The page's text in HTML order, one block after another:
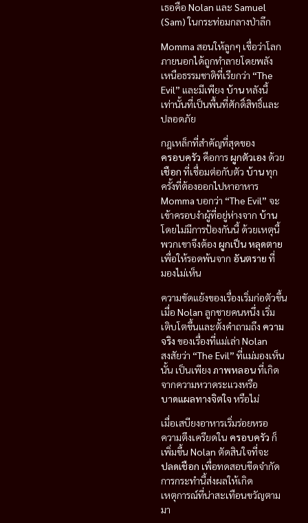
เธอคือ Nolan และ Samuel
(Sam)ในกระท่อมกลางป่าลึก
Momma สอนให้ลูกๆ เชื่อว่าโลก
ภายนอกได้ถูกทำลายโดยพลัง
เหนือธรรมชาติที่เรียกว่า “The
Evil” และมีเพียง บ้านหลังนี้
เท่านั้นที่เป็นพื้นที่ศักดิ์สิทธิ์และ
ปลอดภัย
กฎเหล็กที่สำคัญที่สุดของ
ครอบครัว คือการผูกตัวเอง ด้วย
เชือก ที่เชื่อมต่อกับตัว บ้านทุก
ครั้งที่ต้องออกไปหาอาหาร
Momma บอกว่า “The Evil” จะ
เข้าครอบงำผู้ที่อยู่ห่างจาก บ้าน
โดยไม่มีการป้องกันนี้ ด้วยเหตุนี้
พวกเขาจึงต้อง ผูกเป็น หลุดตาย
เพื่อให้รอดพ้นจาก อันตราย ที่
มองไม่เห็น
ความขัดแย้งของเรื่องเริ่มก่อตัวขึ้น
เมื่อ Nolan ลูกชายคนหนึ่ง เริ่ม
เติบโตขึ้นและตั้งคำถามถึง ความ
จริง ของเรื่องที่แม่เล่า Nolan
สงสัยว่า “The Evil” ที่แม่มองเห็น
นั้น เป็นเพียง ภาพหลอนที่เกิด
จากความหวาดระแวงหรือ
บาดแผลทางจิตใจ หรือไม่
เมื่อเสบียงอาหารเริ่มร่อยหรอ
ความตึงเครียดใน ครอบครัว ก็
เพิ่มขึ้น Nolan ตัดสินใจที่จะ
ปลดเชือก เพื่อทดสอบขีดจำกัด
การกระทำนี้ส่งผลให้เกิด
เหตุการณ์ที่น่าสะเทือนขวัญตาม
มา